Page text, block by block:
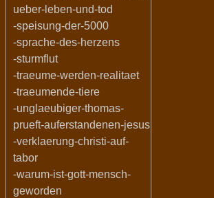
ueber-leben-und-tod
-speisung-der-5000
-sprache-des-herzens
-sturmflut
-traeume-werden-realitaet
-traeumende-tiere
-unglaeubiger-thomas-
prueft-auferstandenen-jesus
-verklaerung-christi-auf-
tabor
-warum-ist-gott-mensch-
geworden